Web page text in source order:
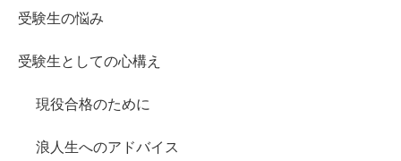
受験生の悩み
受験生としての心構え
現役合格のために
浪人生へのアドバイス